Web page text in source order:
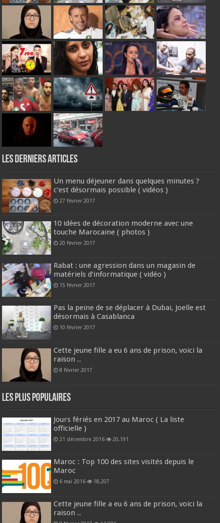
Les derniers articles
Un menu déjeuner dans quelques minutes ?
c’est désormais possible ( vidéos )
27 février 2017
10 idées de décoration moderne avec une
touche Marocaine ( photos )
20 février 2017
Rabat : une agression dans un magasin de
matériels d’informatique ( vidéo )
15 février 2017
Pas la peine de se déplacer à Dubai, Joelle est
désormais à Casablanca
10 février 2017
Cette jeune fille a eu 6 ans de prison, voici la
raison ..
8 février 2017
Les plus populaires
Jours fériés en 2017 au Maroc ( La liste
officielle )
21 décembre 2016 20,191
Maroc : Top 100 des sites visités depuis le
Maroc
6 mai 2016 18,207
Cette jeune fille a eu 6 ans de prison, voici la
raison ..